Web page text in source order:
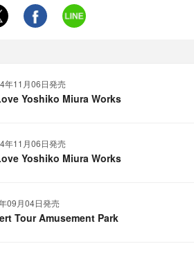
年11月06日発売
Yoshiko Miura Works
年11月06日発売
Yoshiko Miura Works
09月04日発売
Tour Amusement Park